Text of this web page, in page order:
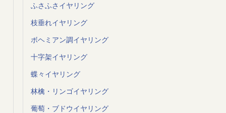
ふさふさイヤリング
枝垂れイヤリング
ボヘミアン調イヤリング
十字架イヤリング
蝶々イヤリング
林檎・リンゴイヤリング
葡萄・ブドウイヤリング